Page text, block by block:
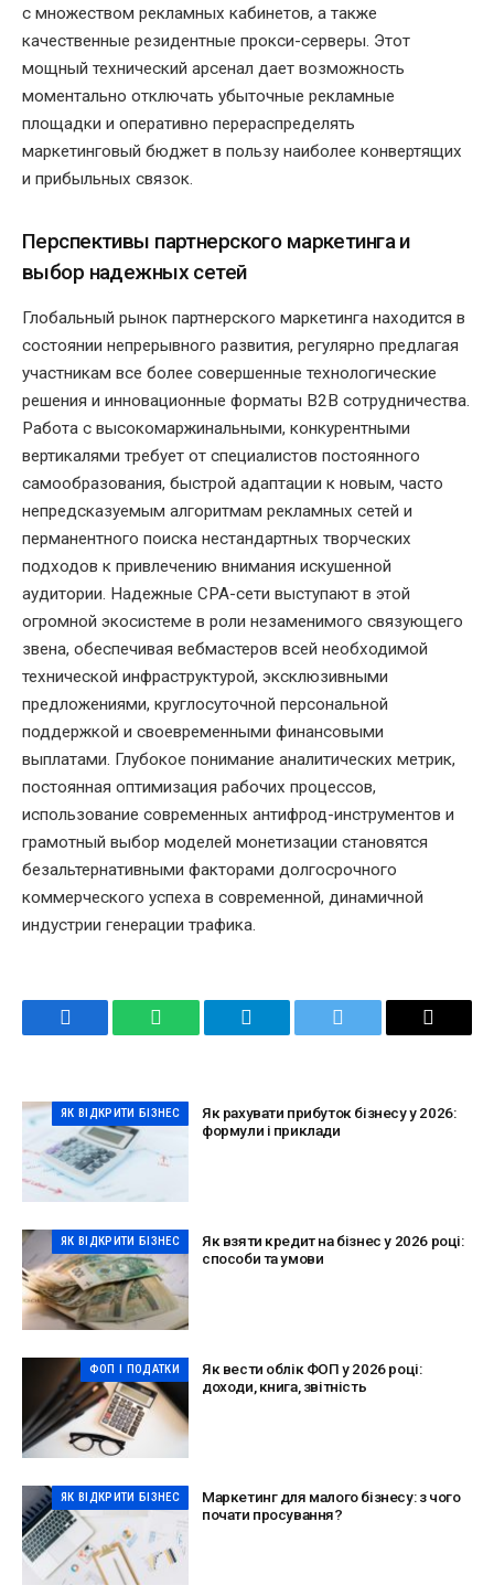
с множеством рекламных кабинетов, а также
качественные резидентные прокси-серверы. Этот
мощный технический арсенал дает возможность
моментально отключать убыточные рекламные
площадки и оперативно перераспределять
маркетинговый бюджет в пользу наиболее конвертящих
и прибыльных связок.
Перспективы партнерского маркетинга и
выбор надежных сетей
Глобальный рынок партнерского маркетинга находится в
состоянии непрерывного развития, регулярно предлагая
участникам все более совершенные технологические
решения и инновационные форматы B2B сотрудничества.
Работа с высокомаржинальными, конкурентными
вертикалями требует от специалистов постоянного
самообразования, быстрой адаптации к новым, часто
непредсказуемым алгоритмам рекламных сетей и
перманентного поиска нестандартных творческих
подходов к привлечению внимания искушенной
аудитории. Надежные CPA-сети выступают в этой
огромной экосистеме в роли незаменимого связующего
звена, обеспечивая вебмастеров всей необходимой
технической инфраструктурой, эксклюзивными
предложениями, круглосуточной персональной
поддержкой и своевременными финансовыми
выплатами. Глубокое понимание аналитических метрик,
постоянная оптимизация рабочих процессов,
использование современных антифрод-инструментов и
грамотный выбор моделей монетизации становятся
безальтернативными факторами долгосрочного
коммерческого успеха в современной, динамичной
индустрии генерации трафика.
Facebook WhatsApp Telegram Twitter Email
ЯК ВІДКРИТИ БІЗНЕС
Як рахувати прибуток бізнесу у 2026:
формули і приклади
ЯК ВІДКРИТИ БІЗНЕС
Як взяти кредит на бізнес у 2026 році:
способи та умови
ФОП І ПОДАТКИ
Як вести облік ФОП у 2026 році:
доходи, книга, звітність
ЯК ВІДКРИТИ БІЗНЕС
Маркетинг для малого бізнесу: з чого
почати просування?